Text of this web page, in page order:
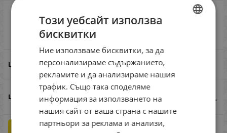
Reins Aji Ringer 1.5 - CT01 Chartreuse
Baitfish 12pcs
Сравни
CT01 Chartreuse Baitfish 12pcs
5.57€ лв.
бр. КУПИ
Този уебсайт използва
бисквитки
Ние използваме бисквитки, за да
персонализираме съдържанието,
рекламите и да анализираме нашия
трафик. Също така споделяме
информация за използването на
нашия сайт от ваша страна с нашите
партньори за реклама и анализи,